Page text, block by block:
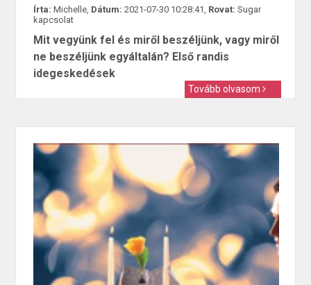
Írta: Michelle, Dátum: 2021-07-30 10:28:41, Rovat: Sugar
kapcsolat
Mit vegyünk fel és miről beszéljünk, vagy miről
ne beszéljünk egyáltalán? Első randis
idegeskedések
Tovább olvasom